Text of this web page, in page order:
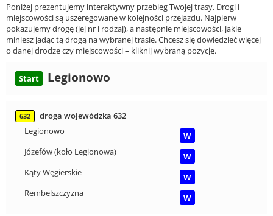
Poniżej prezentujemy interaktywny przebieg Twojej trasy. Drogi i
miejscowości są uszeregowane w kolejności przejazdu. Najpierw
pokazujemy drogę (jej nr i rodzaj), a następnie miejscowości, jakie
miniesz jadąc tą drogą na wybranej trasie. Chcesz się dowiedzieć więcej
o danej drodze czy miejscowości – kliknij wybraną pozycję.
Start Legionowo
632
droga wojewódzka 632
Legionowo
W
Józefów (koło Legionowa)
W
Kąty Węgierskie
W
Rembelszczyzna
W